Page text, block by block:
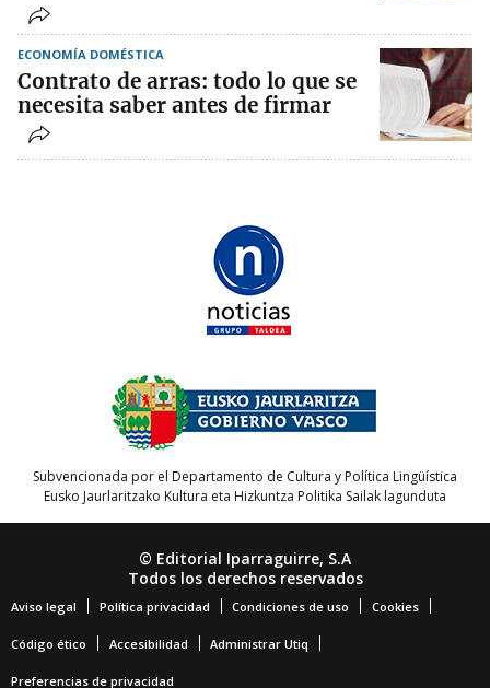
ECONOMÍA DOMÉSTICA
Contrato de arras: todo lo que se
necesita saber antes de firmar
Subvencionada por el Departamento de Cultura y Política Lingüística
Eusko Jaurlaritzako Kultura eta Hizkuntza Politika Sailak lagunduta
© Editorial Iparraguirre, S.A
Todos los derechos reservados
Aviso legal Política privacidad Condiciones de uso Cookies
Código ético Accesibilidad Administrar Utiq
Preferencias de privacidad